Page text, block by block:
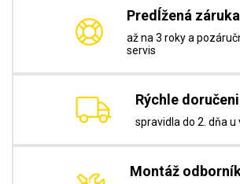
Predĺžená záruka
až na 3 roky a
servis
Rýchle
spravidla do 2. dňa u
Montáž